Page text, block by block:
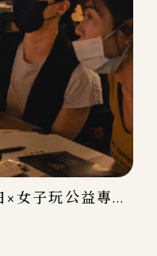
×女子玩公益專...